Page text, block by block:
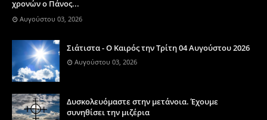
χρονών ο Πάνος...
Αυγούστου 03, 2026
Σιάτιστα - Ο Καιρός την Τρίτη 04 Αυγούστου 2026
Αυγούστου 03, 2026
Δυσκολευόμαστε στην μετάνοια. Έχουμε
συνηθίσει την μιζέρια